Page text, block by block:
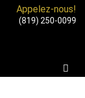
Appelez-nous!
(819) 250-0099